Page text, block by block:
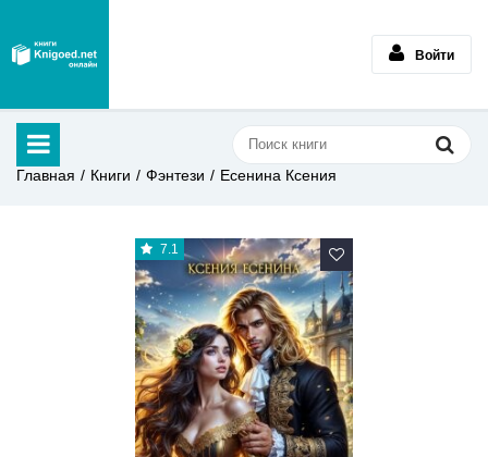
Войти
Главная Книги Фэнтези Есенина Ксения
7.1